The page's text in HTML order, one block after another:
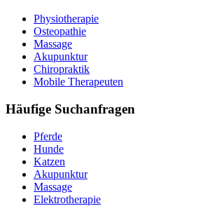
Physiotherapie
Osteopathie
Massage
Akupunktur
Chiropraktik
Mobile Therapeuten
Häufige Suchanfragen
Pferde
Hunde
Katzen
Akupunktur
Massage
Elektrotherapie